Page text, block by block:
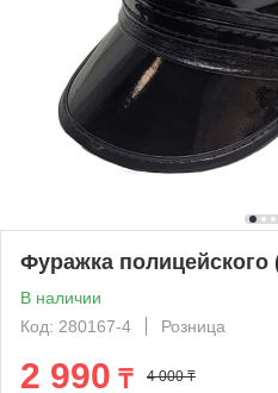
Фуражка
В наличии
Код: 280167-4
Розница
2 990 ₸ 4 000 ₸